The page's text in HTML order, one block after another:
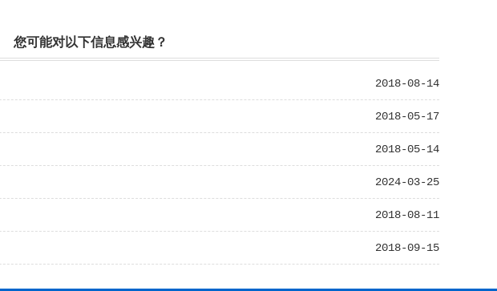
您可能对以下信息感兴趣？
2018-08-14
2018-05-17
2018-05-14
2024-03-25
2018-08-11
2018-09-15